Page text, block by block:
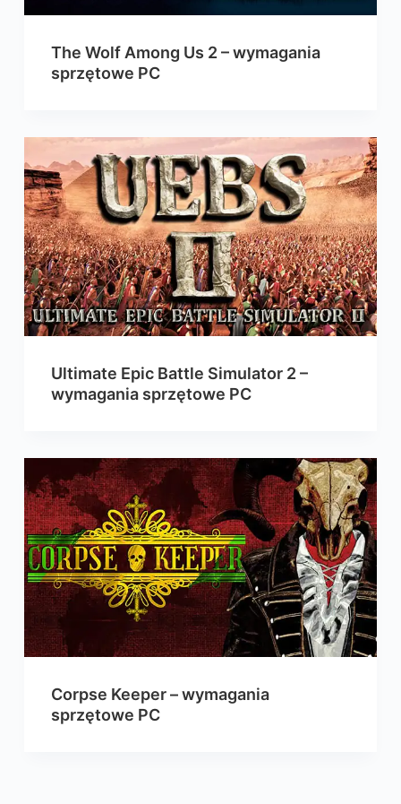
The Wolf Among Us 2 – wymagania
sprzętowe PC
Ultimate Epic Battle Simulator 2 –
wymagania sprzętowe PC
Corpse Keeper – wymagania
sprzętowe PC